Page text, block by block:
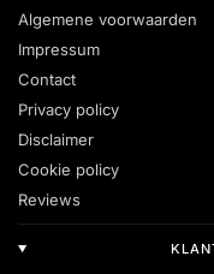
Algemene voorwaarden
Impressum
Contact
Privacy policy
Disclaimer
Cookie policy
Reviews